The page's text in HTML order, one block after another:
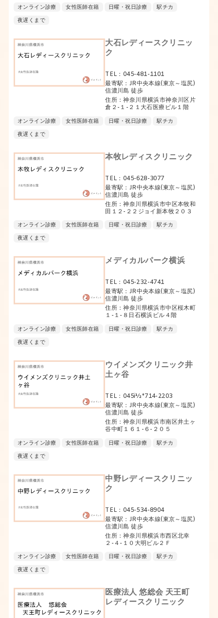
オンライン診療 女性医師在籍 日曜・祝日診療
駅チカ
夜遅くまで
大石レディースクリニッ
ク
TEL：045-481-1101
最寄駅：JR中央本線(東京～塩尻)
信濃川島 徒歩
住所：神奈川県横浜市神奈川区片
倉２-１-２１大石医療ビル１階
オンライン診療 女性医師在籍 日曜・祝日診療
駅チカ
夜遅くまで
本牧レディスクリニック
TEL：045-628-3077
最寄駅：JR中央本線(東京～塩尻)
信濃川島 徒歩
住所：神奈川県横浜市中区本牧和
田１２-２２ジョイ新本牧２０３
オンライン診療 女性医師在籍 日曜・祝日診療
駅チカ
夜遅くまで
メディカルパーク横浜
TEL：045-232-4741
最寄駅：JR中央本線(東京～塩尻)
信濃川島 徒歩
住所：神奈川県横浜市中区桜木町
１-１-８日石横浜ビル４階
オンライン診療 女性医師在籍 日曜・祝日診療
駅チカ
夜遅くまで
ウイメンズクリニック井
土ヶ谷
TEL：045ï½°714-2203
最寄駅：JR中央本線(東京～塩尻)
信濃川島 徒歩
住所：神奈川県横浜市南区井土ヶ
谷中町１６１-６-２０５
オンライン診療 女性医師在籍 日曜・祝日診療
駅チカ
夜遅くまで
中野レディースクリニッ
ク
TEL：045-534-8904
最寄駅：JR中央本線(東京～塩尻)
信濃川島 徒歩
住所：神奈川県横浜市西区北幸
２-４-１０大明ビル２Ｆ
オンライン診療 女性医師在籍 日曜・祝日診療
駅チカ
夜遅くまで
医療法人 悠総会 天王町
レディースクリニック